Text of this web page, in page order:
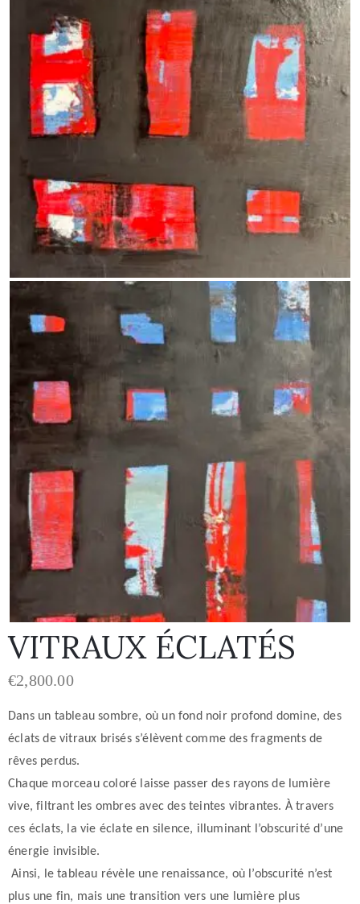
VITRAUX ÉCLATÉS
€2,800.00
Dans un tableau sombre, où un fond noir profond domine, des
éclats de vitraux brisés s’élèvent comme des fragments de
rêves perdus.
Chaque morceau coloré laisse passer des rayons de lumière
vive, filtrant les ombres avec des teintes vibrantes. À travers
ces éclats, la vie éclate en silence, illuminant l’obscurité d’une
énergie invisible.
Ainsi, le tableau révèle une renaissance, où l’obscurité n’est
plus une fin, mais une transition vers une lumière plus